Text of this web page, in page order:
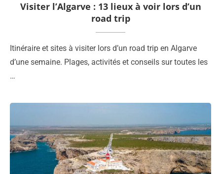
Visiter l’Algarve : 13 lieux à voir lors d’un
road trip
Itinéraire et sites à visiter lors d’un road trip en Algarve
d’une semaine. Plages, activités et conseils sur toutes les
…